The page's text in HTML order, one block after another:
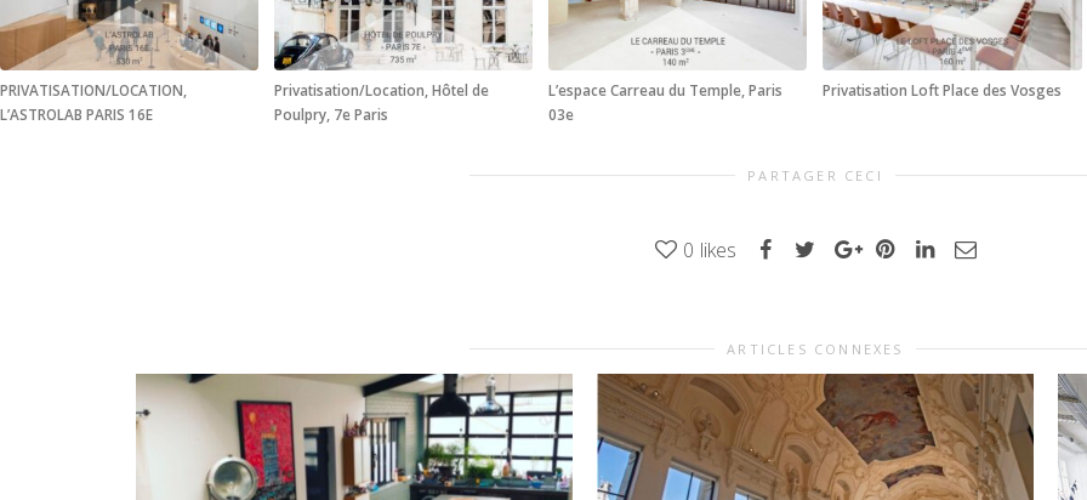
PRIVATISATION/LOCATION,
L’ASTROLAB PARIS 16E
Privatisation/Location, Hôtel de
Poulpry, 7e Paris
L’espace Carreau du Temple, Paris
03e
Privatisation Loft Place des Vosges
PARTAGER CECI
0 likes
ARTICLES CONNEXES